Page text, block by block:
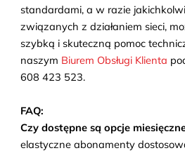
standardami, a w razie
związanych z działaniem sieci,
szybką i skuteczną pomoc
naszym Biurem Obsługi Klienta
608 423 523.
FAQ:
Czy dostępne są opcje
elastyczne abonamenty